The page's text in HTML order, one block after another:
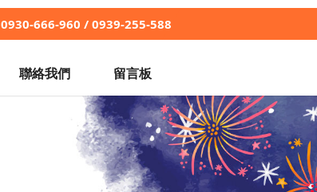
0930-666-960 / 0939-255-588
聯絡我們 留言板